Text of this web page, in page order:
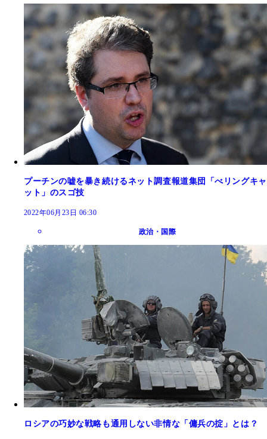
プーチンの嘘を暴き続けるネット調査報道集団「べリングキャ
ット」のスゴ技
2022年06月23日 06:30
政治・国際
ロシアの巧妙な戦略も通用しない非情な「傭兵の掟」とは？